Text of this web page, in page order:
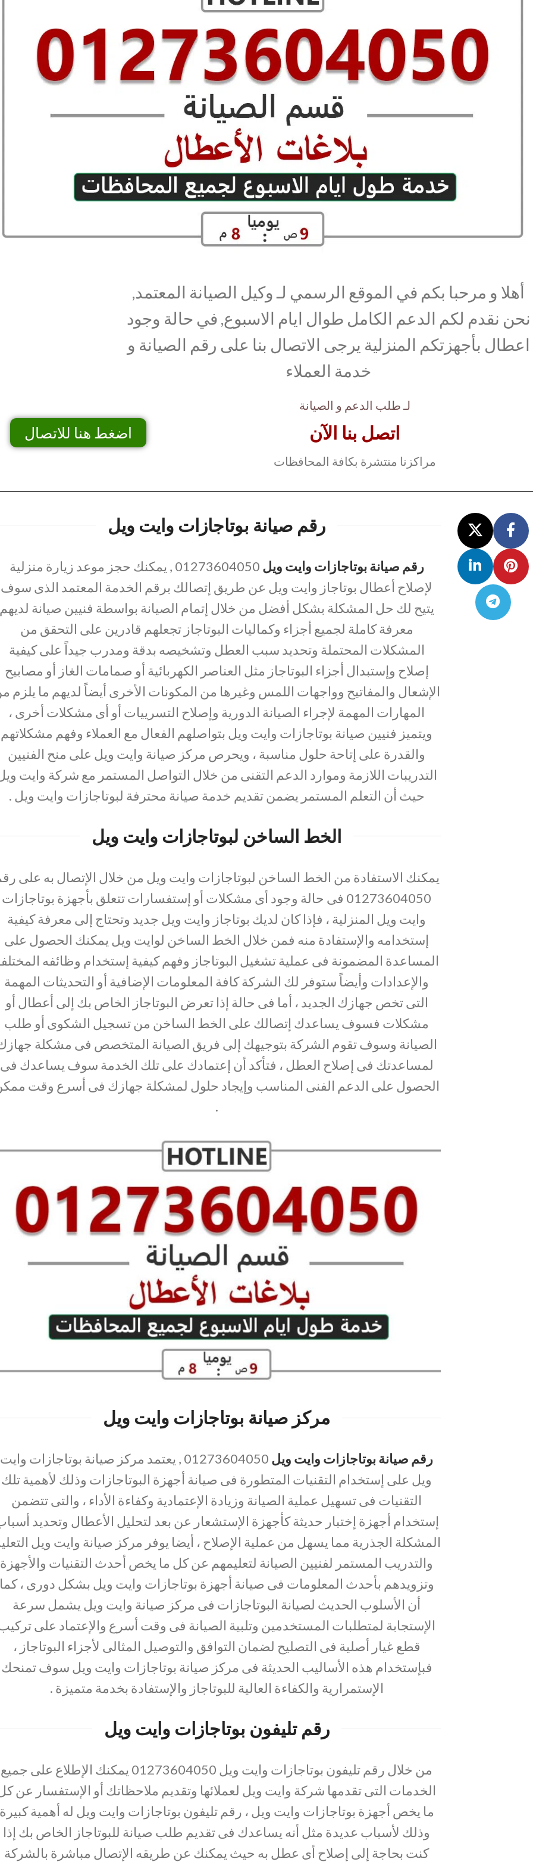
أهلا و مرحبا بكم في الموقع الرسمي لـ وكيل الصيانة المعتمد,
نحن نقدم لكم الدعم الكامل طوال ايام الاسبوع, في حالة وجود
اعطال بأجهزتكم المنزلية يرجى الاتصال بنا على رقم الصيانة و
خدمة العملاء
لـ طلب الدعم و الصيانة
اتصل بنا الآن
مراكزنا منتشرة بكافة المحافظات
اضغط هنا للاتصال
رقم صيانة بوتاجازات وايت ويل
رقم صيانة بوتاجازات وايت ويل
01273604050 , يمكنك حجز موعد زيارة منزلية
لإصلاح أعطال بوتاجاز وايت ويل عن طريق إتصالك برقم الخدمة المعتمد الذى سوف
يتيح لك حل المشكلة بشكل أفضل من خلال إتمام الصيانة بواسطة فنيين صيانة
معرفة كاملة لجميع أجزاء وكماليات البوتاجاز تجعلهم قادرين على التحقق من
المشكلات المحتملة وتحديد سبب العطل وتشخيصه بدقة ومدرب جيداً على كيفية
إصلاح وإستبدال أجزاء البوتاجاز مثل العناصر الكهربائية أو صمامات الغاز أو مصابيح
الإشعال والمفاتيح وواجهات اللمس وغيرها من المكونات الأخرى أيضاً لديهم ما يلزم
المهارات المهمة لإجراء الصيانة الدورية وإصلاح التسرييات أو أى مشكلات أخرى ،
ويتميز فنيين صيانة بوتاجازات وايت ويل بتواصلهم الفعال مع العملاء وفهم مشكلاتهم
والقدرة على إتاحة حلول مناسبة ، ويحرص مركز صيانة وايت ويل على منح الفنيين
التدريبات اللازمة وموارد الدعم التقنى من خلال التواصل المستمر مع شركة وايت
حيث أن التعلم المستمر يضمن تقديم خدمة صيانة محترفة لبوتاجازات وايت ويل .
الخط الساخن لبوتاجازات وايت ويل
يمكنك الاستفادة من الخط الساخن لبوتاجازات وايت ويل من خلال الإتصال به على
01273604050 فى حالة وجود أى مشكلات أو إستفسارات تتعلق بأجهزة بوتاجازات
وايت ويل المنزلية ، فإذا كان لديك بوتاجاز وايت ويل جديد وتحتاج إلى معرفة كيفية
إستخدامه والإستفادة منه فمن خلال الخط الساخن لوايت ويل يمكنك الحصول على
المساعدة المضمونة فى عملية تشغيل البوتاجاز وفهم كيفية إستخدام وظائفه
والإعدادات وأيضاً ستوفر لك الشركة كافة المعلومات الإضافية أو التحديثات المهمة
التى تخص جهازك الجديد ، أما فى حالة إذا تعرض البوتاجاز الخاص بك إلى أعطال أو
مشكلات فسوف يساعدك إتصالك على الخط الساخن من تسجيل الشكوى أو طلب
الصيانة وسوف تقوم الشركة بتوجيهك إلى فريق الصيانة المتخصص فى مشكلة
لمساعدتك فى إصلاح العطل ، فتأكد أن إعتمادك على تلك الخدمة سوف يساعدك فى
الحصول على الدعم الفنى المناسب وإيجاد حلول لمشكلة جهازك فى أسرع وقت
.
مركز صيانة بوتاجازات وايت ويل
رقم صيانة بوتاجازات وايت ويل
01273604050 , يعتمد مركز صيانة بوتاجازات وايت
ويل على إستخدام التقنيات المتطورة فى صيانة أجهزة البوتاجازات وذلك لأهمية تلك
التقنيات فى تسهيل عملية الصيانة وزيادة الإعتمادية وكفاءة الأداء ، والتى تتضمن
إستخدام أجهزة إختبار حديثة كأجهزة الإستشعار عن بعد لتحليل الأعطال وتحديد
المشكلة الجذرية مما يسهل من عملية الإصلاح ، أيضا يوفر مركز صيانة وايت ويل
والتدريب المستمر لفنيين الصيانة لتعليمهم عن كل ما يخص أحدث التقنيات والأجهزة
وتزويدهم بأحدث المعلومات فى صيانة أجهزة بوتاجازات وايت ويل بشكل دورى ،
أن الأسلوب الحديث لصيانة البوتاجازات فى مركز صيانة وايت ويل يشمل سرعة
الإستجابة لمتطلبات المستخدمين وتلبية الصيانة فى وقت أسرع والإعتماد على
قطع غيار أصلية فى التصليح لضمان التوافق والتوصيل المثالى لأجزاء البوتاجاز ،
فبإستخدام هذه الأساليب الحديثة فى مركز صيانة بوتاجازات وايت ويل سوف تمنحك
الإستمرارية والكفاءة العالية للبوتاجاز والإستفادة بخدمة متميزة .
رقم تليفون بوتاجازات وايت ويل
من خلال رقم تليفون بوتاجازات وايت ويل 01273604050 يمكنك الإطلاع على جميع
الخدمات التى تقدمها شركة وايت ويل لعملائها وتقديم ملاحظاتك أو الإستفسار عن
ما يخص أجهزة بوتاجازات وايت ويل ، رقم تليفون بوتاجازات وايت ويل له أهمية
وذلك لأسباب عديدة مثل أنه يساعدك فى تقديم طلب صيانة للبوتاجاز الخاص بك إذا
كنت بحاجة إلى إصلاح أى عطل به حيث يمكنك عن طريقه الإتصال مباشرة بالشركة